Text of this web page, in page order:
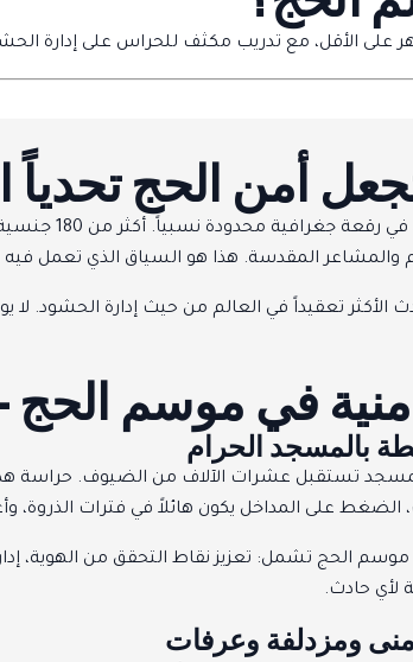
على الأقل، مع تدريب مكثف للحراس على إدارة
أمن الحج تحدياً
مليونا حاج
والمشاعر المقدسة. هذا هو السياق الذي تعمل
الأكثر تعقيداً في العالم من حيث إدارة
في موسم الحج
بالمسجد الحرام
للمسجد تستقبل عشرات الآلاف من الضيوف.
على المداخل يكون هائلاً في فترات الذروة،
موسم الحج تشمل: تعزيز نقاط التحقق من
لأي حادث.
ومزدلفة وعرفات